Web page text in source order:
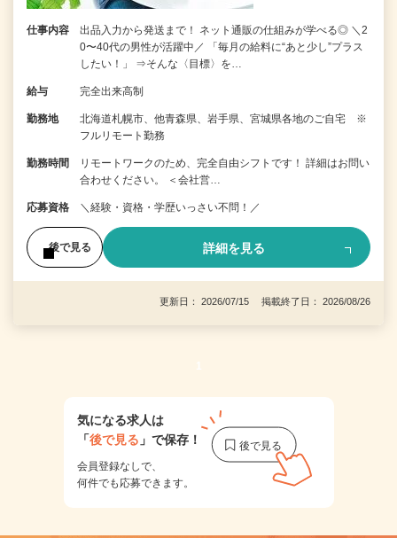
仕事内容
出品入力から発送まで！ ネット通販の仕組みが学べる◎ ＼2
0〜40代の男性が活躍中／ 「毎月の給料に“あと少し”プラス
したい！」 ⇒そんな〈目標〉を…
給与 完全出来高制
勤務地
北海道札幌市、他青森県、岩手県、宮城県各地のご自宅 ※
フルリモート勤務
勤務時間
リモートワークのため、完全自由シフトです！ 詳細はお問い
合わせください。 ＜会社営…
応募資格 ＼経験・資格・学歴いっさい不問！／
後で見る 詳細を見る
更新日： 2026/07/15 掲載終了日： 2026/08/26
1
気になる求人は
「後で見る 」で保存！
会員登録なしで、
何件でも応募できます。